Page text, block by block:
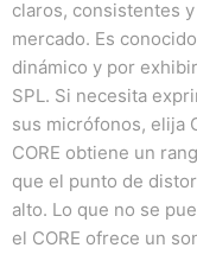
claros, consistentes
mercado. Es
dinámico y por
SPL. Si necesita
sus micrófonos, elija
CORE obtiene un
que el punto de
alto. Lo que no se
el CORE ofrece un